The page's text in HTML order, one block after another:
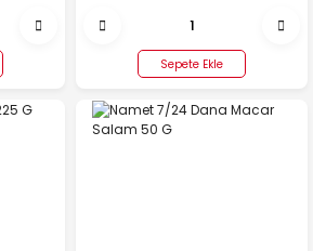
Sepete Ekle